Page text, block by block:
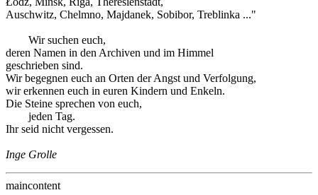
Auschwitz, Chelmno, Majdanek, Sobibor, Treblinka ..."
Wir suchen euch,
deren Namen in den Archiven und im Himmel
geschrieben sind.
Wir begegnen euch an Orten der Angst und Verfolgung,
wir erkennen euch in euren Kindern und Enkeln.
Die Steine sprechen von euch,
jeden Tag.
Ihr seid nicht vergessen.
Inge Grolle
maincontent